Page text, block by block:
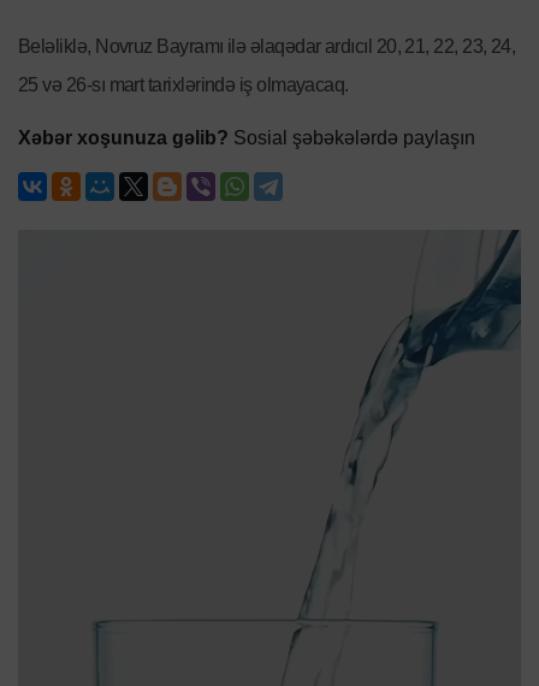
Beləliklə, Novruz Bayramı ilə əlaqədar ardıcıl 20, 21, 22, 23, 24,
25 və 26-sı mart tarixlərində iş olmayacaq.
Xəbər xoşunuza gəlib? Sosial şəbəkələrdə paylaşın